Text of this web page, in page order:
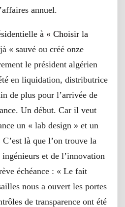
annuel.
à « Choisir la
« sauvé ou créé onze
le président algérien
en liquidation, distributrice
de plus pour l’arrivée de
Un début. Car il veut
un « lab design » et un
là que l’on trouve la
et de l’innovation
échéance : « Le fait
nous a ouvert les portes
de transparence ont été